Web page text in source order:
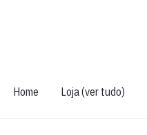
Home Loja (ver tudo)